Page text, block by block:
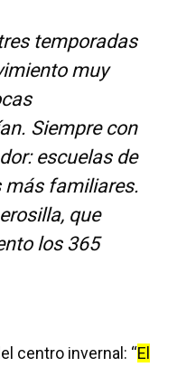
temporadas
muy
Siempre con
escuelas de
más familiares.
que
los 365
centro invernal: “El